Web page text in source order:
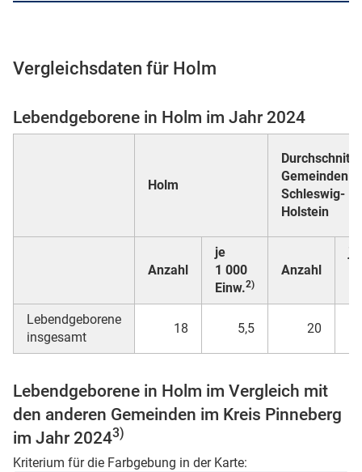
Vergleichsdaten für Holm
Lebendgeborene in Holm im Jahr 2024
Holm
Durchschnitt
Gemeinden in
Schleswig-
Holstein
Anzahl
je
1 000
Einw.2)
Anzahl
Lebendgeborene
insgesamt
18 5,5 20
Lebendgeborene in Holm im Vergleich mit
den anderen Gemeinden im Kreis Pinneberg
im Jahr 20243)
Kriterium für die Farbgebung in der Karte: